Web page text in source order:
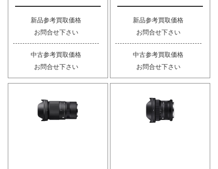
新品参考買取価格
お問合せ下さい
中古参考買取価格
お問合せ下さい
新品参考買取価格
お問合せ下さい
中古参考買取価格
お問合せ下さい